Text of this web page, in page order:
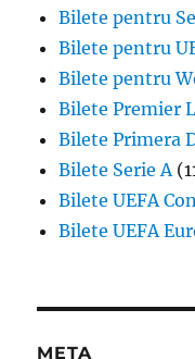
Bilete pentru
Bilete pentru
Bilete pentru
Bilete Premier
Bilete Primera
Bilete Serie A
Bilete UEFA
Bilete UEFA
META